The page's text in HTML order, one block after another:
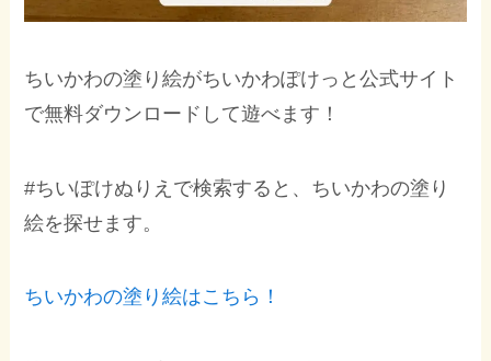
ちいかわの塗り絵がちいかわぽけっと公式サイト
で無料ダウンロードして遊べます！
#ちいぽけぬりえで検索すると、ちいかわの塗り
絵を探せます。
ちいかわの塗り絵はこちら！